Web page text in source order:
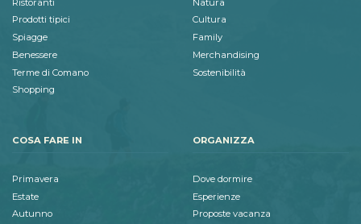
Prodotti tipici
Spiagge
Benessere
Terme di Comano
Shopping
Cultura
Family
Merchandising
Sostenibilità
COSA FARE IN
Primavera
Estate
Autunno
ORGANIZZA
Dove dormire
Esperienze
Proposte vacanza